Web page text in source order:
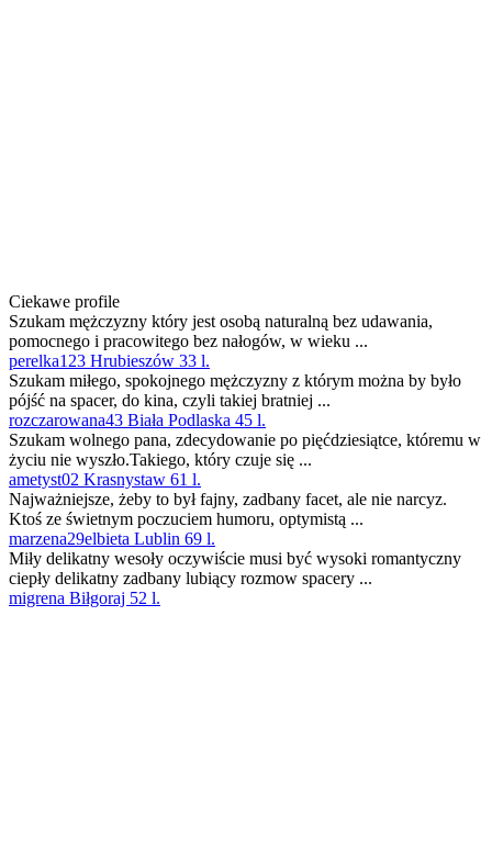
Ciekawe profile
Szukam mężczyzny który jest osobą naturalną bez udawania,
pomocnego i pracowitego bez nałogów, w wieku ...
perelka123 Hrubieszów 33 l.
Szukam miłego, spokojnego mężczyzny z którym można by było
pójść na spacer, do kina, czyli takiej bratniej ...
rozczarowana43 Biała Podlaska 45 l.
Szukam wolnego pana, zdecydowanie po pięćdziesiątce, któremu w
życiu nie wyszło.Takiego, który czuje się ...
ametyst02 Krasnystaw 61 l.
Najważniejsze, żeby to był fajny, zadbany facet, ale nie narcyz.
Ktoś ze świetnym poczuciem humoru, optymistą ...
marzena29elbieta Lublin 69 l.
Miły delikatny wesoły oczywiście musi być wysoki romantyczny
ciepły delikatny zadbany lubiący rozmow spacery ...
migrena Biłgoraj 52 l.